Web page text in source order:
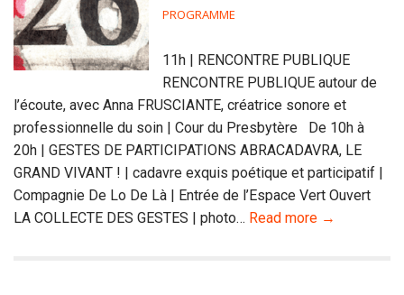
PROGRAMME
11h | RENCONTRE PUBLIQUE
RENCONTRE PUBLIQUE autour de
l’écoute, avec Anna FRUSCIANTE, créatrice sonore et
professionnelle du soin | Cour du Presbytère De 10h à
20h | GESTES DE PARTICIPATIONS ABRACADAVRA, LE
GRAND VIVANT ! | cadavre exquis poétique et participatif |
Compagnie De Lo De Là | Entrée de l’Espace Vert Ouvert
LA COLLECTE DES GESTES | photo… Read more →